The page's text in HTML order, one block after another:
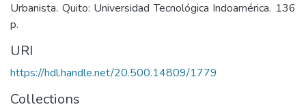
Urbanista. Quito: Universidad Tecnológica Indoamérica. 136
p.
URI
https://hdl.handle.net/20.500.14809/1779
Collections